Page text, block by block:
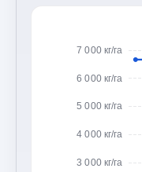
3 000 кг/га
4 000 кг/га
5 000 кг/га
6 000 кг/га
7 000 кг/га